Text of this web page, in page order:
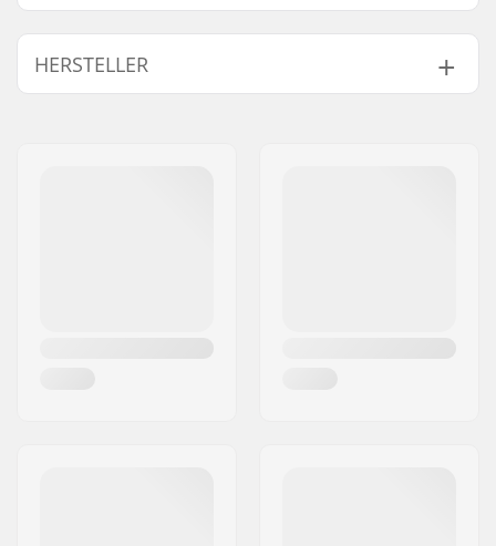
Kugellager-Präzision:
Nicht angegeben
Kugellagertyp:
Schmiermittel:
Öl
HERSTELLER